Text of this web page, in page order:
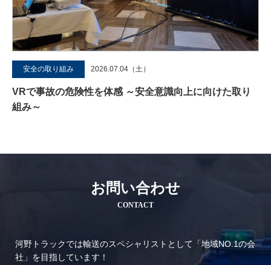
安全の取り組み 2026.07.04（土）
VRで事故の危険性を体感 ～安全意識向上に向けた取り
組み～
お問い合わせ
CONTACT
河野トラックでは輸送のスペシャリストとして「地域NO.1の会
社」を目指しています！